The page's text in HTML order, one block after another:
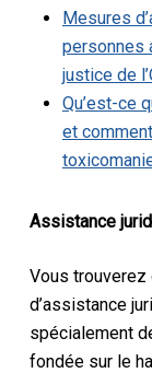
Mesures
personnes
justice de
Qu’est-ce
et
Assistance
Vous
d’assistance
spécialement
fondée sur le